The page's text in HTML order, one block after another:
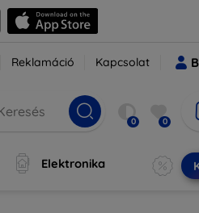
Reklamáció Kapcsolat
0 0
Elektronika